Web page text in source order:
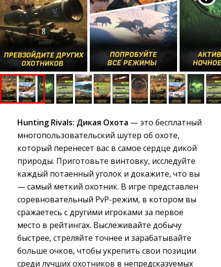
Hunting Rivals: Дикая Охота — это бесплатный
многопользовательский шутер об охоте,
который перенесет вас в самое сердце дикой
природы. Приготовьте винтовку, исследуйте
каждый потаенный уголок и докажите, что вы
— самый меткий охотник. В игре представлен
соревновательный PvP-режим, в котором вы
сражаетесь с другими игроками за первое
место в рейтингах. Выслеживайте добычу
быстрее, стреляйте точнее и зарабатывайте
больше очков, чтобы укрепить свои позиции
среди лучших охотников в непредсказуемых